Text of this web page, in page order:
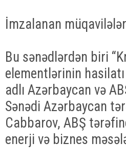
İmzalanan
Bu sənədlərdən biri
elementlərinin
adlı Azərbaycan və
Sənədi Azərbaycan
Cabbarov, ABŞ
enerji və biznes